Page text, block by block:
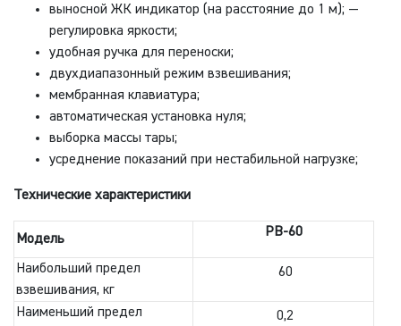
выносной ЖК индикатор (на расстояние до 1 м); —
регулировка яркости;
удобная ручка для переноски;
двухдиапазонный режим взвешивания;
мембранная клавиатура;
автоматическая установка нуля;
выборка массы тары;
усреднение показаний при нестабильной нагрузке;
Технические характеристики
Модель PB-60
Наибольший предел
взвешивания, кг
60
Наименьший предел
0,2